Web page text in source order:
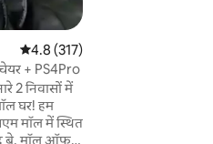
औसत रेटिंग 5 में से 4.8, 317 समीक्षाएँ
4.8 (317)
+ PS4Pro
2 निवासों में
घर! हम
मॉल में स्थित
बे, मॉल ऑफ